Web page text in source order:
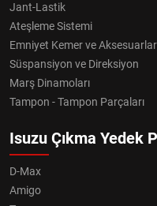
Jant-Lastik
Ateşleme Sistemi
Emniyet Kemer ve
Süspansiyon ve Direksiyon
Marş Dinamoları
Tampon - Tampon Parçaları
Isuzu Çıkma Yedek
D-Max
Amigo